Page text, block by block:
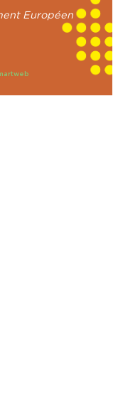
Européen